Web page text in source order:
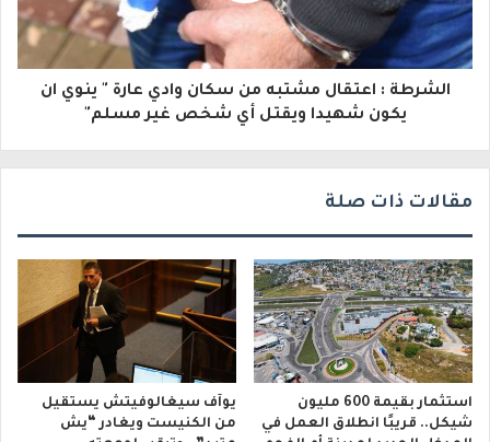
ر
و
الشرطة : اعتقال مشتبه من سكان وادي عارة " ينوي ان
يكون شهيدا ويقتل أي شخص غير مسلم"
مقالات ذات صلة
استثمار بقيمة 600 مليون
شيكل.. قريبًا انطلاق العمل في
يوآف سيغالوفيتش يستقيل
من الكنيست ويغادر “يش